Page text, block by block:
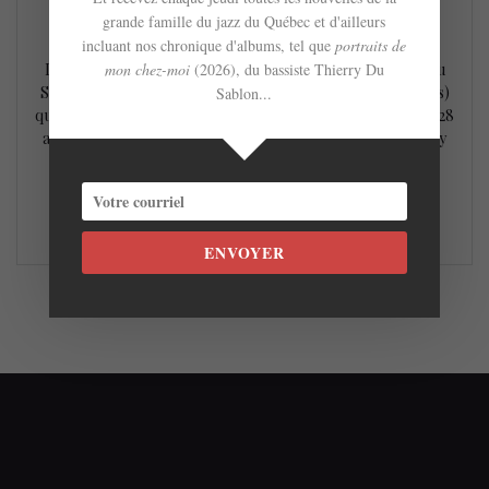
MacDonald (22-28 août)
18 juillet 2022
Le contrebassiste montréalais Adrian Vedady nous parle du
Symposium des compositeurs et du Camp Jazz (JazzWorks)
qui est de retour après deux années et qui aura lieu du 22 au 28
août au Lac MacDonald dans les Laurentides. Adrian Vedady
est le directeur musical du Camp Jazz qui est destiné aux
vocalistes et instrumentistes qui…
LIRE LA SUITE
grande famille du jazz du Québec et d'ailleurs
incluant nos chronique d'albums, tel queportraits de
mon chez-moi (2026), du bassiste Thierry Du
Sablon...
ENVOYER